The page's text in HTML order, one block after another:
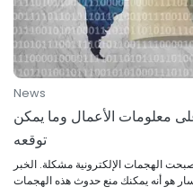
News
معلومات الأعمال وما يمكن
توقعه
الهجمات الإلكترونية مشكلة. الخبر